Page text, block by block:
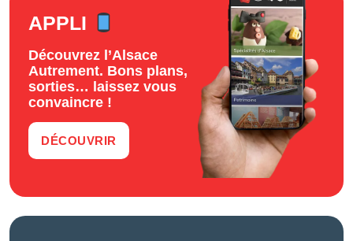
APPLI
Découvrez l’Alsace
Autrement. Bons plans,
sorties… laissez vous
convaincre !
DÉCOUVRIR